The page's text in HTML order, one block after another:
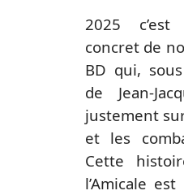
2025
concret de
BD qui,
de Jean-
justement
et les
Cette
l’Amicale